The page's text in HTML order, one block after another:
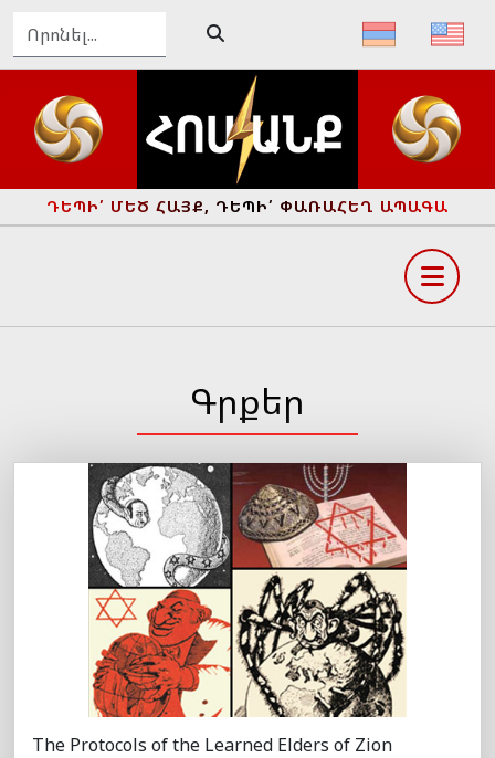
ԴԵՊԻ՛ ՄԵԾ ՀԱՅՔ, ԴԵՊԻ՛ ՓԱՌԱՀԵՂ ԱՊԱԳԱ
Գրքեր
The Protocols of the Learned Elders of Zion